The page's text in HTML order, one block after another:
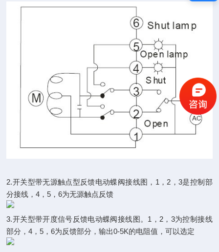
2.开关型带无源触点型反馈电动蝶阀接线图，1，2，3是控制部
分接线，4，5，6为无源触点反馈
3.开关型带开度信号反馈电动蝶阀接线图。1，2，3为控制接线
部分，4，5，6为反馈部分，输出0-5K的电阻值，可以选定